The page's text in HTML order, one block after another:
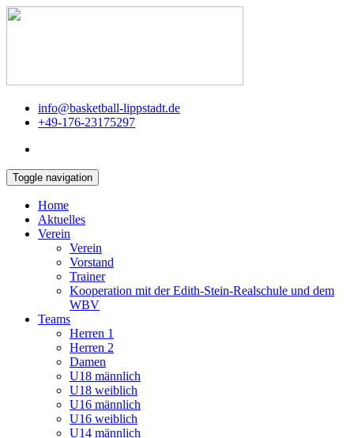
info@basketball-lippstadt.de
+49-176-23175297
Toggle navigation
Home
Aktuelles
Verein
Verein
Vorstand
Trainer
Kooperation mit der Edith-Stein-Realschule und dem
WBV
Teams
Herren 1
Herren 2
Damen
U18 männlich
U18 weiblich
U16 männlich
U16 weiblich
U14 männlich